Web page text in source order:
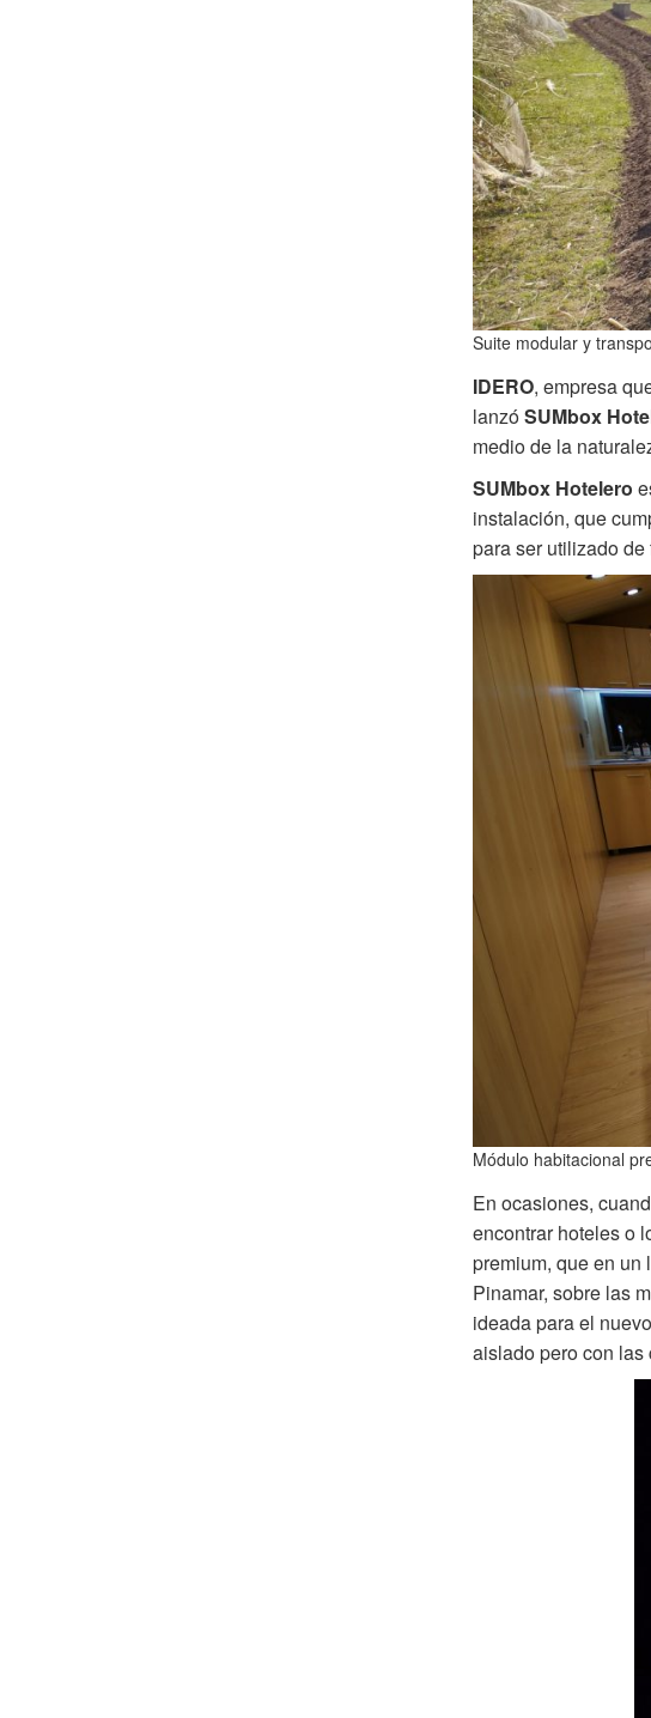
Suite modular y
IDERO, empresa
lanzóSUMbox
medio de la
SUMboxHotelero
instalación, que
para ser utilizado
Módulo habitacional
En ocasiones,
encontrar hoteles o
premium, que en un
Pinamar, sobre las
ideada para el
aislado pero con las